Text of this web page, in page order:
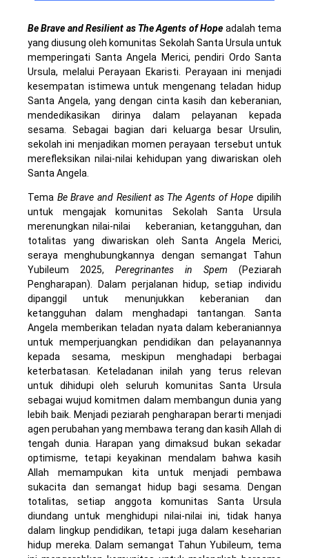
Be Brave and Resilient as The Agents of Hope adalah tema
yang diusung oleh komunitas Sekolah Santa Ursula untuk
memperingati Santa Angela Merici, pendiri Ordo Santa
Ursula, melalui Perayaan Ekaristi. Perayaan ini menjadi
kesempatan istimewa untuk mengenang teladan hidup
Santa Angela, yang dengan cinta kasih dan keberanian,
mendedikasikan dirinya dalam pelayanan kepada
sesama. Sebagai bagian dari keluarga besar Ursulin,
sekolah ini menjadikan momen perayaan tersebut untuk
merefleksikan nilai-nilai kehidupan yang diwariskan oleh
Santa Angela.
Tema Be Brave and Resilient as The Agents of Hope dipilih
untuk mengajak komunitas Sekolah Santa Ursula
merenungkan nilai-nilai keberanian, ketangguhan, dan
totalitas yang diwariskan oleh Santa Angela Merici,
seraya menghubungkannya dengan semangat Tahun
Yubileum 2025, Peregrinantes in Spem (Peziarah
Pengharapan). Dalam perjalanan hidup, setiap individu
dipanggil untuk menunjukkan keberanian dan
ketangguhan dalam menghadapi tantangan. Santa
Angela memberikan teladan nyata dalam keberaniannya
untuk memperjuangkan pendidikan dan pelayanannya
kepada sesama, meskipun menghadapi berbagai
keterbatasan. Keteladanan inilah yang terus relevan
untuk dihidupi oleh seluruh komunitas Santa Ursula
sebagai wujud komitmen dalam membangun dunia yang
lebih baik. Menjadi peziarah pengharapan berarti menjadi
agen perubahan yang membawa terang dan kasih Allah di
tengah dunia. Harapan yang dimaksud bukan sekadar
optimisme, tetapi keyakinan mendalam bahwa kasih
Allah memampukan kita untuk menjadi pembawa
sukacita dan semangat hidup bagi sesama. Dengan
totalitas, setiap anggota komunitas Santa Ursula
diundang untuk menghidupi nilai-nilai ini, tidak hanya
dalam lingkup pendidikan, tetapi juga dalam keseharian
hidup mereka. Dalam semangat Tahun Yubileum, tema